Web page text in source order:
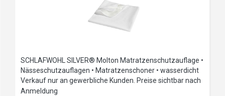
SCHLAFWOHL SILVER® Molton Matratzenschutzauflage •
Nässeschutzauflagen • Matratzenschoner • wasserdicht
Verkauf nur an gewerbliche Kunden. Preise sichtbar nach
Anmeldung